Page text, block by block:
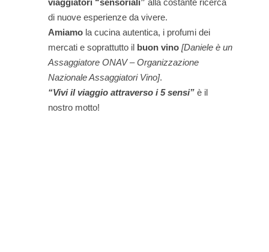
di nuove esperienze da vivere.
Amiamo la cucina autentica, i profumi dei
mercati e soprattutto il buon vino [Daniele è un
Assaggiatore ONAV – Organizzazione
Nazionale Assaggiatori Vino].
“Vivi il viaggio attraverso i 5 sensi” è il
nostro motto!